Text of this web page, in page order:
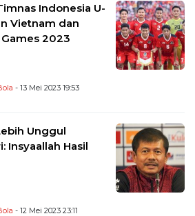
Indonesia U-
Vietnam dan
Games 2023
- 13 Mei 2023 19:53
Unggul
Insyaallah Hasil
- 12 Mei 2023 23:11